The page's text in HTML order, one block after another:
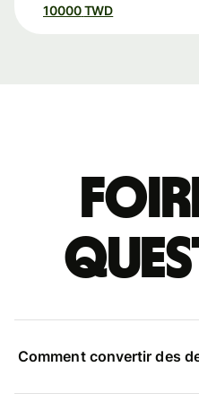
10000 TWD
Comment convertir des